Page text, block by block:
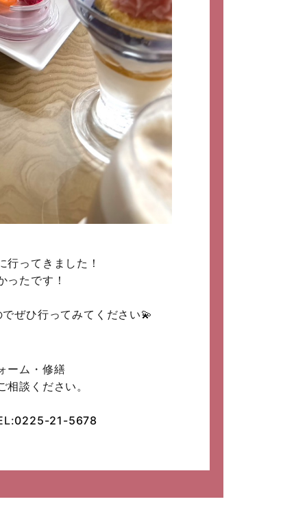
ってきました！
ったです！
ぜひ行ってみてください💫
ーム・修繕
談ください。
0225-21-5678